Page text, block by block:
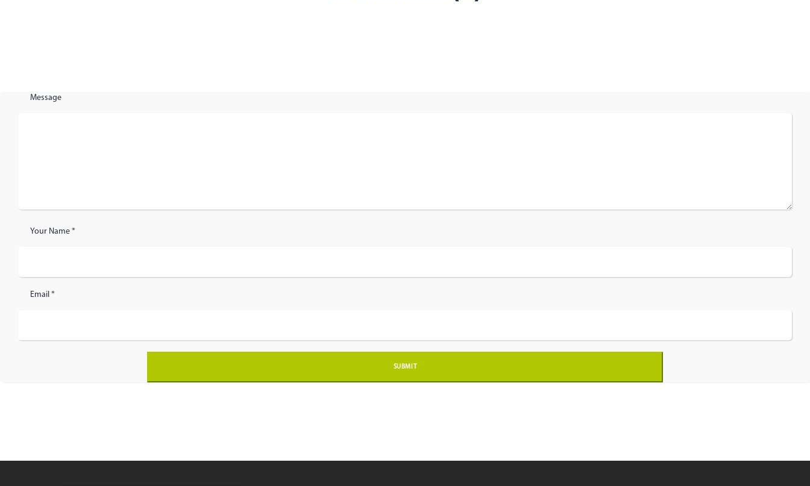
Message
Your Name *
Email *